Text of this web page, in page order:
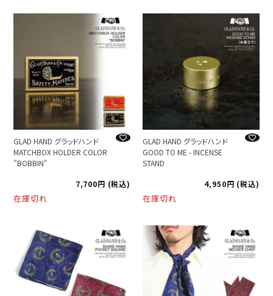
GLAD HAND グラッドハンド
MATCHBOX HOLDER COLOR
"BOBBIN"
7,700
税込
在庫切れ
GLAD HAND グラッドハンド
GOOD TO ME - INCENSE
STAND
4,950
税込
在庫切れ